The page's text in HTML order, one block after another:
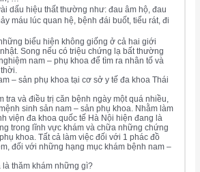
dấu hiệu thất thường như: đau âm hộ, đau
máu lúc quan hệ, bệnh đái buốt, tiểu rát, đi
biểu hiện không giống ở cả hai giới
Song nếu có triệu chứng lạ bất thường
nam – phụ khoa để tìm ra nhân tố và
– sản phụ khoa tại cơ sở y tế đa khoa Thái
tra và điều trị căn bệnh ngày một quá nhiều,
sinh sản nam – sản phụ khoa. Nhằm làm
viện đa khoa quốc tế Hà Nội hiện đang là
trong lĩnh vực khám và chữa những chứng
khoa. Tất cả làm việc đối với 1 phác đồ
đối với những hạng mục khám bệnh nam –
là thăm khám những gì?